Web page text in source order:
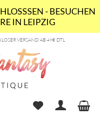
- BESUCHEN
IN LEIPZIG
VERSAND AB 49€ DTL